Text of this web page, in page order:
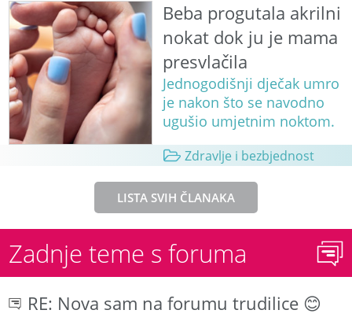
Beba progutala akrilni
nokat dok ju je mama
presvlačila
Jednogodišnji dječak umro
je nakon što se navodno
ugušio umjetnim noktom.
Zdravlje i bezbjednost
LISTA SVIH ČLANAKA
Zadnje teme s foruma
RE: Nova sam na forumu trudilice 😊